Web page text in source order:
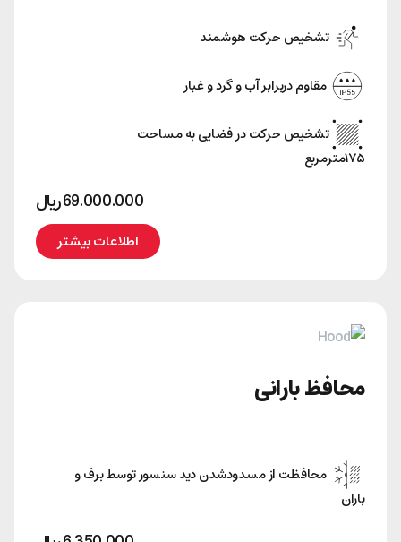
تشخیص حرکت هوشمند
مقاوم دربرابر آب و گرد‌ و غبار
تشخیص حرکت در فضایی به مساحت
۱۷۵متر‌مربع
69.000.000﷼
اطلاعات بیشتر
محافظ بارانی
محافظت از مسدود‌شدن دید سنسور توسط برف و
باران